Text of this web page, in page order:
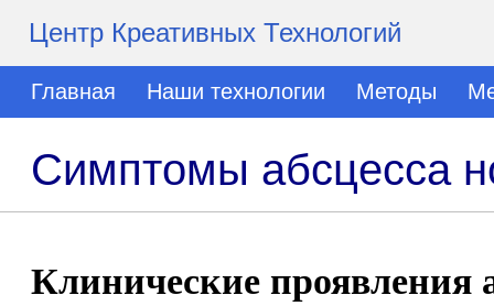
Центр Креативных Технологий
Главная Наши технологии Методы
Симптомы абсцесса
Клинические проявления